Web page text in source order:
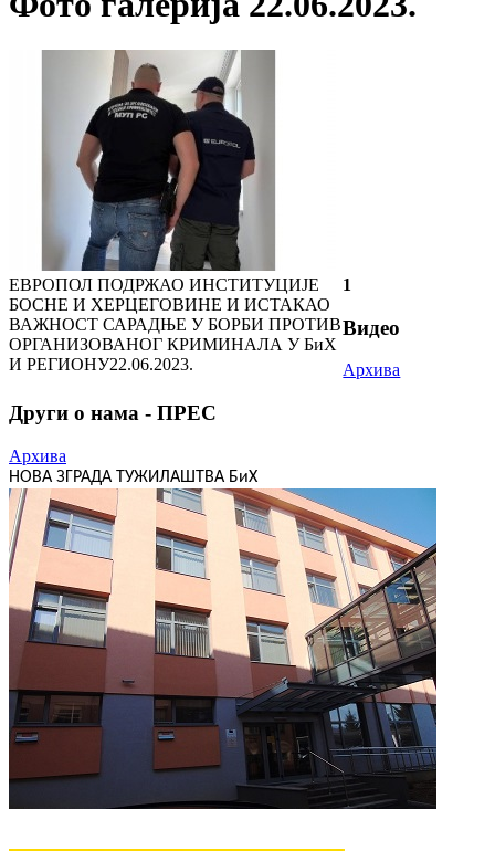
ЕВРОПОЛ ПОДРЖАО ИНСТИТУЦИЈЕ
БОСНЕ И ХЕРЦЕГОВИНЕ И ИСТАКАО
ВАЖНОСТ САРАДЊЕ У БОРБИ ПРОТИВ
ОРГАНИЗОВАНОГ КРИМИНАЛА У БиХ
И РЕГИОНУ22.06.2023.
1
Видео
Архива
Други о нама - ПРЕС
Архива
НОВА ЗГРАДА ТУЖИЛАШТВА БиХ